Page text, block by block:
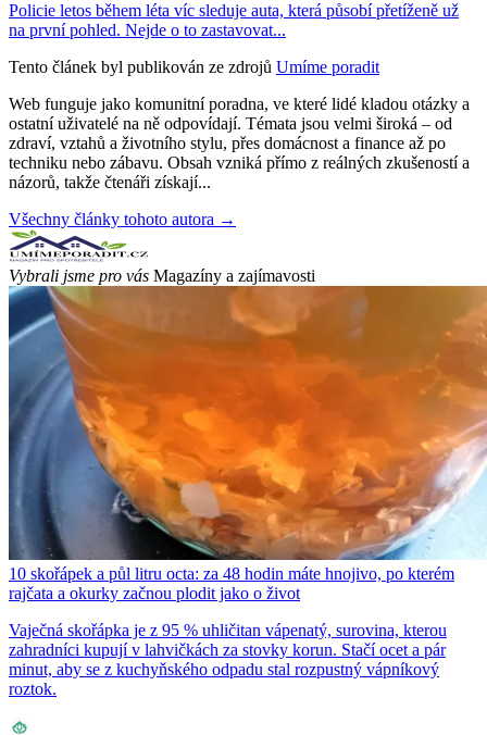
Policie letos během léta víc sleduje auta, která působí přetíženě už
na první pohled. Nejde o to zastavovat...
Tento článek byl publikován ze zdrojů Umíme poradit
Web funguje jako komunitní poradna, ve které lidé kladou otázky a
ostatní uživatelé na ně odpovídají. Témata jsou velmi široká – od
zdraví, vztahů a životního stylu, přes domácnost a finance až po
techniku nebo zábavu. Obsah vzniká přímo z reálných zkušeností a
názorů, takže čtenáři získají...
Všechny články tohoto autora →
Vybrali jsme pro vás Magazíny a zajímavosti
10 skořápek a půl litru octa: za 48 hodin máte hnojivo, po kterém
rajčata a okurky začnou plodit jako o život
Vaječná skořápka je z 95 % uhličitan vápenatý, surovina, kterou
zahradníci kupují v lahvičkách za stovky korun. Stačí ocet a pár
minut, aby se z kuchyňského odpadu stal rozpustný vápníkový
roztok.